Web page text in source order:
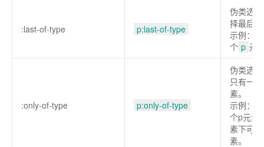
:last-of-type p:last-of-type
伪类选
择最后
示例：
个 p 元
:only-of-type p:only-of-type
伪类选
只有一
素。
示例：
个p元素
素下可
素。